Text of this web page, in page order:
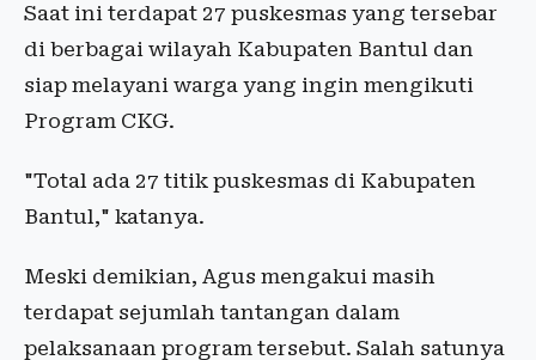
Saat ini terdapat 27 puskesmas yang tersebar
di berbagai wilayah Kabupaten Bantul dan
siap melayani warga yang ingin mengikuti
Program CKG.
"Total ada 27 titik puskesmas di Kabupaten
Bantul," katanya.
Meski demikian, Agus mengakui masih
terdapat sejumlah tantangan dalam
pelaksanaan program tersebut. Salah satunya